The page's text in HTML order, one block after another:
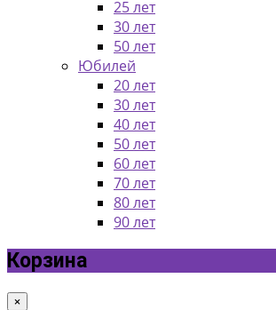
25 лет
30 лет
50 лет
Юбилей
20 лет
30 лет
40 лет
50 лет
60 лет
70 лет
80 лет
90 лет
Корзина
×